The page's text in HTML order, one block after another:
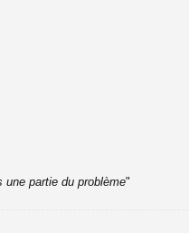
partie du problème"